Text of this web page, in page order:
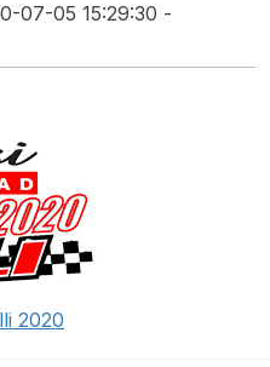
07-05 15:29:30 -
2020